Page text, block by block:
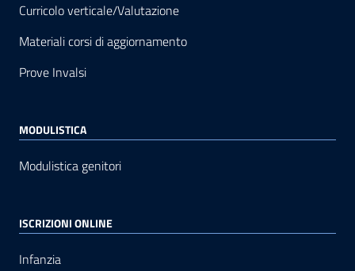
Curricolo verticale/Valutazione
Materiali corsi di aggiornamento
Prove Invalsi
MODULISTICA
Modulistica genitori
ISCRIZIONI ONLINE
Infanzia